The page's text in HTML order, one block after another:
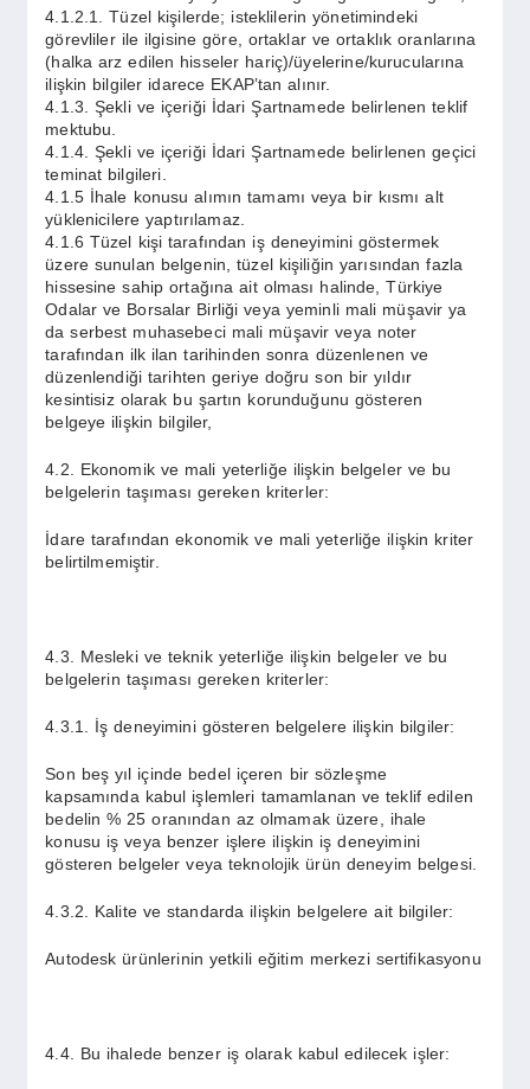
4.1.2.1. Tüzel kişilerde; isteklilerin yönetimindeki
görevliler ile ilgisine göre, ortaklar ve ortaklık oranlarına
(halka arz edilen hisseler hariç)/üyelerine/kurucularına
ilişkin bilgiler idarece EKAP’tan alınır.
4.1.3. Şekli ve içeriği İdari Şartnamede belirlenen teklif
mektubu.
4.1.4. Şekli ve içeriği İdari Şartnamede belirlenen geçici
teminat bilgileri.
4.1.5 İhale konusu alımın tamamı veya bir kısmı alt
yüklenicilere yaptırılamaz.
4.1.6 Tüzel kişi tarafından iş deneyimini göstermek
üzere sunulan belgenin, tüzel kişiliğin yarısından fazla
hissesine sahip ortağına ait olması halinde, Türkiye
Odalar ve Borsalar Birliği veya yeminli mali müşavir ya
da serbest muhasebeci mali müşavir veya noter
tarafından ilk ilan tarihinden sonra düzenlenen ve
düzenlendiği tarihten geriye doğru son bir yıldır
kesintisiz olarak bu şartın korunduğunu gösteren
belgeye ilişkin bilgiler,
4.2. Ekonomik ve mali yeterliğe ilişkin belgeler ve bu
belgelerin taşıması gereken kriterler:
İdare tarafından ekonomik ve mali yeterliğe ilişkin kriter
belirtilmemiştir.
4.3. Mesleki ve teknik yeterliğe ilişkin belgeler ve bu
belgelerin taşıması gereken kriterler:
4.3.1. İş deneyimini gösteren belgelere ilişkin bilgiler:
Son beş yıl içinde bedel içeren bir sözleşme
kapsamında kabul işlemleri tamamlanan ve teklif edilen
bedelin % 25 oranından az olmamak üzere, ihale
konusu iş veya benzer işlere ilişkin iş deneyimini
gösteren belgeler veya teknolojik ürün deneyim belgesi.
4.3.2. Kalite ve standarda ilişkin belgelere ait bilgiler:
Autodesk ürünlerinin yetkili eğitim merkezi sertifikasyonu
4.4. Bu ihalede benzer iş olarak kabul edilecek işler: